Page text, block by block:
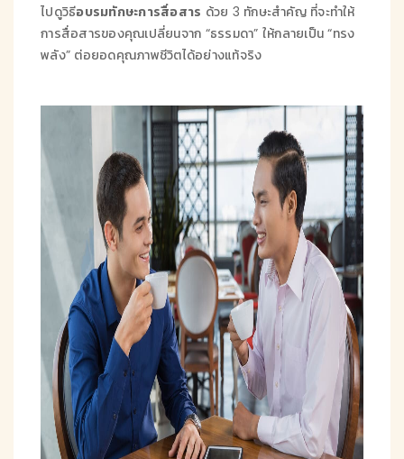
ไปดูวิธีอบรมทักษะการสื่อสาร ด้วย 3 ทักษะสำคัญ ที่จะทำให้
การสื่อสารของคุณเปลี่ยนจาก “ธรรมดา” ให้กลายเป็น “ทรง
พลัง” ต่อยอดคุณภาพชีวิตได้อย่างแท้จริง